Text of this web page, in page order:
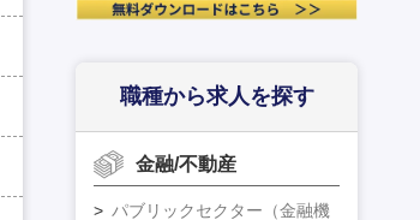
職種から求人を探す
金融/不動産
パブリックセクター（金融機